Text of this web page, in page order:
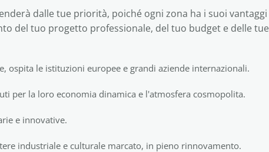
dalle tue priorità, poiché ogni zona ha i suoi vantaggi
del tuo progetto professionale, del tuo budget e delle tue
ospita le istituzioni europee e grandi aziende internazionali.
per la loro economia dinamica e l'atmosfera cosmopolita.
e innovative.
industriale e culturale marcato, in pieno rinnovamento.